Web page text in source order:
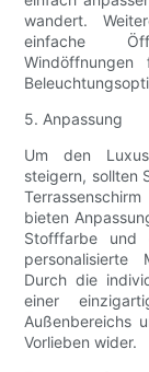
wandert.
einfache
5. Anpassung
Um den
steigern, sollten
bieten
Stofffarbe und
personalisierte
Durch die
einer
Außenbereichs
Vorlieben wider.